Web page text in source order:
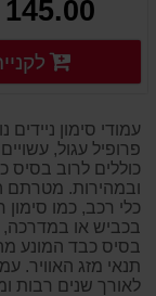
145.00 ₪
פרטים
עמודי סימון
פרופיל עגול,
כוללים לרוב בסיס
ובמהירות. מטרתם
כלי רכב, כמו
בכביש או במדרכה,
בסיס כבד המונע
תנאי מזג האוויר.
לאורך שנים רבות